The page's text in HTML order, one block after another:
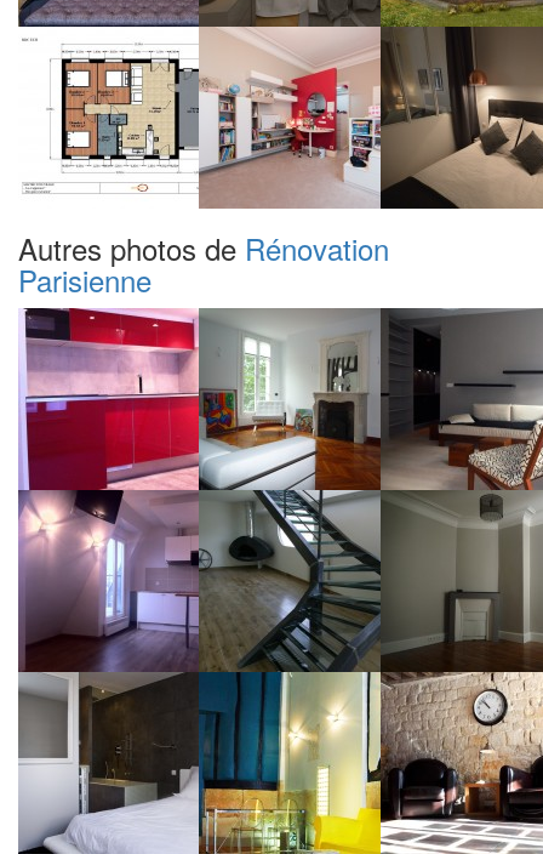
Autres photos de Rénovation
Parisienne